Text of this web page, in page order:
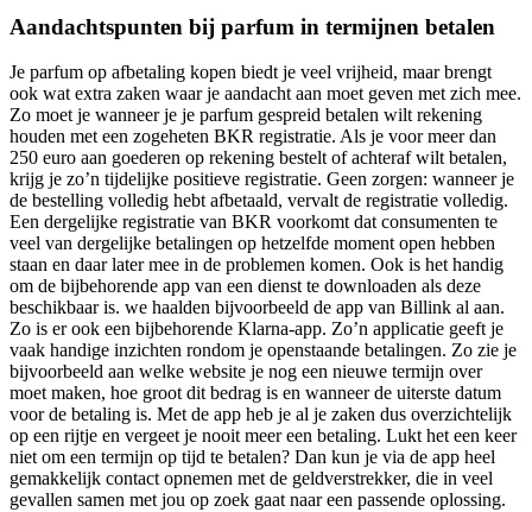
Aandachtspunten bij parfum in termijnen betalen
Je parfum op afbetaling kopen biedt je veel vrijheid, maar brengt
ook wat extra zaken waar je aandacht aan moet geven met zich mee.
Zo moet je wanneer je je parfum gespreid betalen wilt rekening
houden met een zogeheten BKR registratie. Als je voor meer dan
250 euro aan goederen op rekening bestelt of achteraf wilt betalen,
krijg je zo’n tijdelijke positieve registratie. Geen zorgen: wanneer je
de bestelling volledig hebt afbetaald, vervalt de registratie volledig.
Een dergelijke registratie van BKR voorkomt dat consumenten te
veel van dergelijke betalingen op hetzelfde moment open hebben
staan en daar later mee in de problemen komen. Ook is het handig
om de bijbehorende app van een dienst te downloaden als deze
beschikbaar is. we haalden bijvoorbeeld de app van Billink al aan.
Zo is er ook een bijbehorende Klarna-app. Zo’n applicatie geeft je
vaak handige inzichten rondom je openstaande betalingen. Zo zie je
bijvoorbeeld aan welke website je nog een nieuwe termijn over
moet maken, hoe groot dit bedrag is en wanneer de uiterste datum
voor de betaling is. Met de app heb je al je zaken dus overzichtelijk
op een rijtje en vergeet je nooit meer een betaling. Lukt het een keer
niet om een termijn op tijd te betalen? Dan kun je via de app heel
gemakkelijk contact opnemen met de geldverstrekker, die in veel
gevallen samen met jou op zoek gaat naar een passende oplossing.